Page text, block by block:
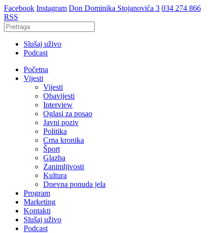
Facebook Instagram Don Dominika Stojanovića 3 034 274 866
RSS
Slušaj uživo
Podcast
Početna
Vijesti
Vijesti
Obavijesti
Interview
Oglasi za posao
Javni poziv
Politika
Crna kronika
Šport
Glazba
Zanimljivosti
Kultura
Dnevna ponuda jela
Program
Marketing
Kontakti
Slušaj uživo
Podcast